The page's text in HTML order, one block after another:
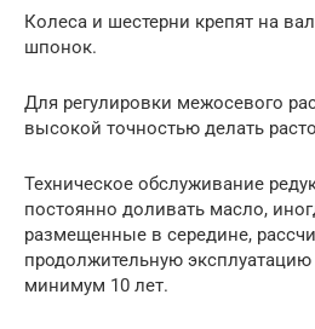
Колеса и шестерни крепят на
шпонок.
Для регулировки межосевого
высокой точностью делать
Техническое обслуживание
постоянно доливать масло,
размещенные в середине,
продолжительную эксплуатацию
минимум 10 лет.